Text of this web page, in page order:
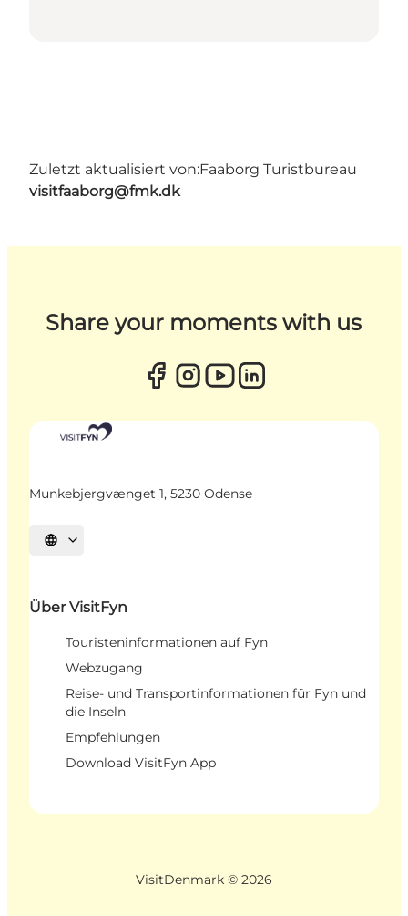
Zuletzt aktualisiert von:Faaborg Turistbureau
visitfaaborg@fmk.dk
Share your moments with us
Munkebjergvænget 1, 5230 Odense
Sprache auswählen
Über VisitFyn
Touristeninformationen auf Fyn
Webzugang
Reise- und Transportinformationen für Fyn und
die Inseln
Empfehlungen
Download VisitFyn App
VisitDenmark © 2026